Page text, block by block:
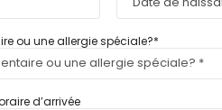
ou une allergie spéciale?*
d’arrivée